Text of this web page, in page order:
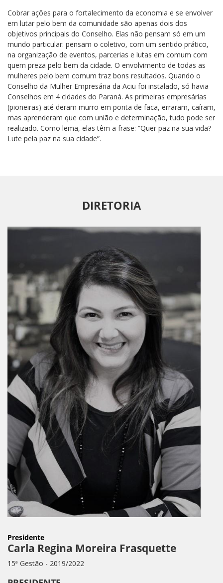
Cobrar ações para o fortalecimento da economia e se envolver
em lutar pelo bem da comunidade são apenas dois dos
objetivos principais do Conselho. Elas não pensam só em um
mundo particular: pensam o coletivo, com um sentido prático,
na organização de eventos, parcerias e lutas em comum com
quem preza pelo bem da cidade. O envolvimento de todas as
mulheres pelo bem comum traz bons resultados. Quando o
Conselho da Mulher Empresária da Aciu foi instalado, só havia
Conselhos em 4 cidades do Paraná. As primeiras empresárias
(pioneiras) até deram murro em ponta de faca, erraram, caíram,
mas aprenderam que com união e determinação, tudo pode ser
realizado. Como lema, elas têm a frase: “Quer paz na sua vida?
Lute pela paz na sua cidade”.
DIRETORIA
Presidente
Carla Regina Moreira Frasquette
15ª Gestão - 2019/2022